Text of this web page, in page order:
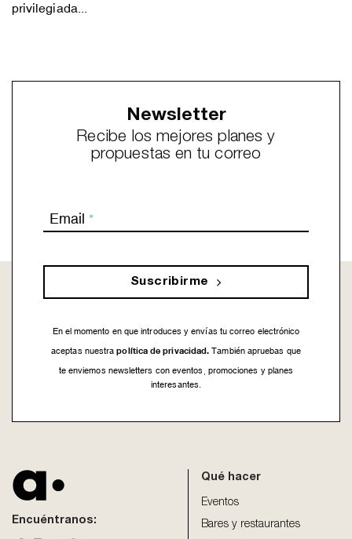
privilegiada...
Newsletter
Recibe los mejores planes y
propuestas en tu correo
Email *
Suscribirme
En el momento en que introduces y envías tu correo electrónico
aceptas nuestra política de privacidad. También apruebas que
te enviemos newsletters con eventos, promociones y planes
interesantes.
left
Encuéntranos:
Qué hacer
Eventos
Bares y restaurantes